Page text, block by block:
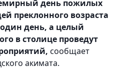
день пожилых
преклонного возраста
один день, а целый
в столице проведут
сообщает
акимата.